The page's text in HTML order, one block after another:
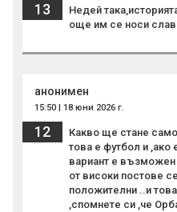
13
Недей
още им се носи
анонимен
15:50 | 18 юни 2026 г.
12
Какво ще стане
това е футбол и ,ако
вариант е възможен
от високи постове
положителни ..и
,спомнете си ,че